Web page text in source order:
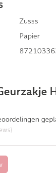
Zusss
Papier